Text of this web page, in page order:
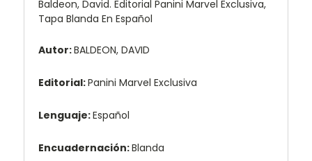
Baldeon, David. Editorial Panini Marvel Exclusiva,
Tapa Blanda En Español
Autor:BALDEON, DAVID
Editorial:Panini Marvel Exclusiva
Lenguaje:Español
Encuadernación:Blanda